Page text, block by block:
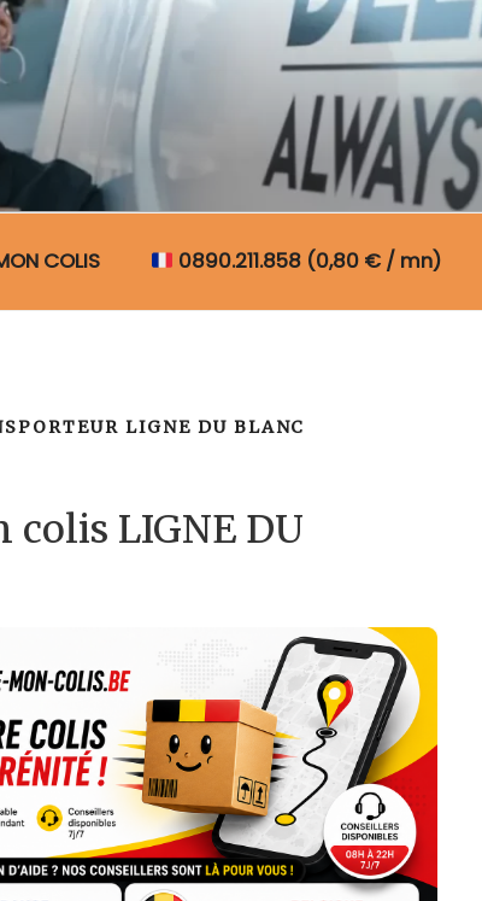
COLIS BELGIQUE
COLIS 0890.211.858 (0,80 € / mn)
LIGNE DU BLANC
colis LIGNE DU